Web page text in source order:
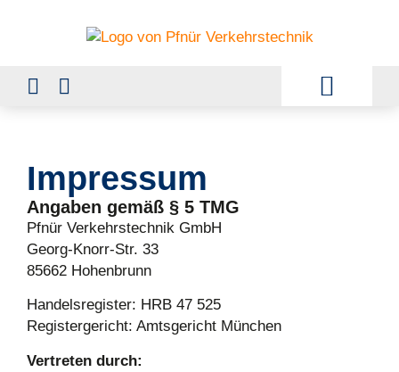
Impressum
Angaben gemäß § 5 TMG
Pfnür Verkehrstechnik GmbH
Georg-Knorr-Str. 33
85662 Hohenbrunn
Handelsregister: HRB 47 525
Registergericht: Amtsgericht München
Vertreten durch: